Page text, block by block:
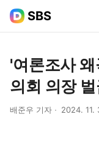
SBS
'여론조사
의회 의장
배준우 기자 2024. 11.